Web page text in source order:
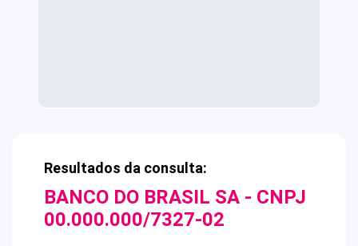
Resultados da consulta:
BANCO DO BRASIL SA - CNPJ
00.000.000/7327-02